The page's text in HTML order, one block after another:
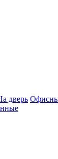
дверь